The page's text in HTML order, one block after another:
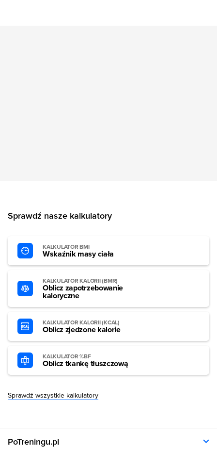
Sprawdź nasze kalkulatory
KALKULATOR BMI
Wskaźnik masy ciała
KALKULATOR KALORII (BMR)
Oblicz zapotrzebowanie
kaloryczne
KALKULATOR KALORII (KCAL)
Oblicz zjedzone kalorie
KALKULATOR %BF
Oblicz tkankę tłuszczową
Sprawdź wszystkie kalkulatory
PoTreningu.pl